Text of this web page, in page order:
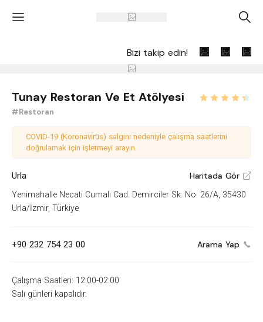
' A
Bizi takip edin!
Tunay Restoran Ve Et Atölyesi
#Restoran
COVID-19 (Koronavirüs) salgını nedeniyle çalışma saatlerini
doğrulamak için işletmeyi arayın.
Urla Haritada Gör V
Yenimahalle Necati Cumalı Cad. Demirciler Sk. No: 26/A, 35430
Urla/İzmir, Türkiye
+90 232 754 23 00 Arama Yap
Çalışma Saatleri: 12:00-02:00
Salı günleri kapalıdır.